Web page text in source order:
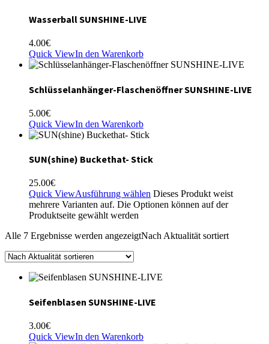
Wasserball SUNSHINE-LIVE
4.00€
Quick ViewIn den Warenkorb
Schlüsselanhänger-Flaschenöffner SUNSHINE-LIVE
5.00€
Quick ViewIn den Warenkorb
SUN(shine) Buckethat- Stick
25.00€
Quick ViewAusführung wählen Dieses Produkt weist
mehrere Varianten auf. Die Optionen können auf der
Produktseite gewählt werden
Alle 7 Ergebnisse werden angezeigtNach Aktualität sortiert
Seifenblasen SUNSHINE-LIVE
3.00€
Quick ViewIn den Warenkorb